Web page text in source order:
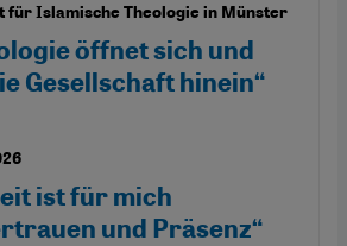
für Islamische Theologie in Münster
öffnet sich und
Gesellschaft hinein“
ist für mich
und Präsenz“